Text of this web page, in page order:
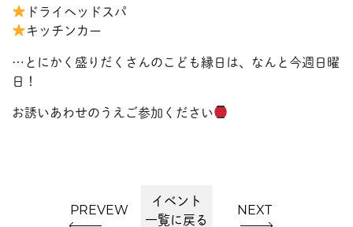
ドライヘッドスパ
キッチンカー
…とにかく盛りだくさんのこども縁日は、なんと今週日曜
日！
お誘いあわせのうえご参加ください
PREVEW
イベント
一覧に戻る
NEXT